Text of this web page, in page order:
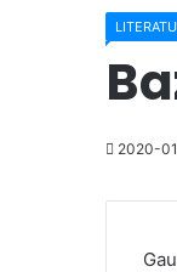
2020-